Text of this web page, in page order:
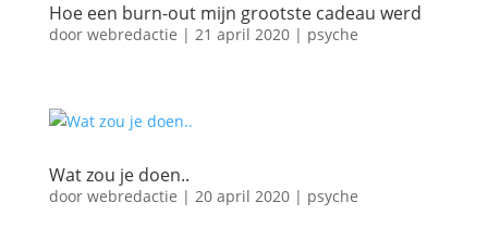
Hoe een burn-out mijn grootste cadeau werd
door webredactie | 21 april 2020| psyche
Wat zou je doen..
door webredactie | 20 april 2020| psyche